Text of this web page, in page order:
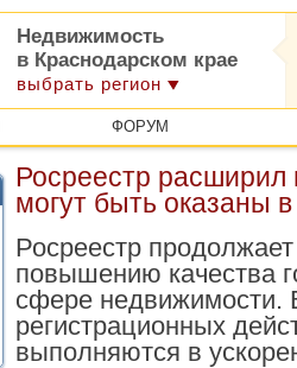
Недвижимость
в Краснодарском крае
выбрать регион
ФОРУМ
Росреестр расширил
могут быть оказаны
Росреестр
повышению качества
сфере недвижимости.
регистрационных
выполняются в